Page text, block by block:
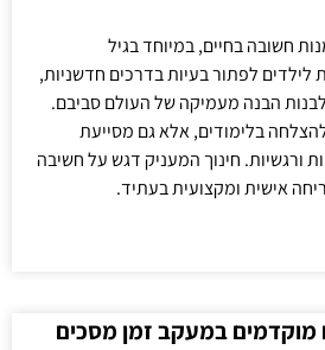
חשובה בחיים, במיוחד בגיל
לפתור בעיות בדרכים חדשניות,
הבנה מעמיקה של העולם סביבם.
בלימודים, אלא גם מסייעת
ורגשיות. חינוך המעניק דגש על חשיבה
אישית ומקצועית בעתיד.
מוקדמים במעקב זמן מסכים